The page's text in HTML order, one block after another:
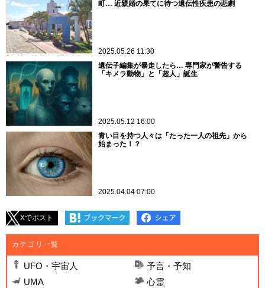
町… 近親婚の果てに待つ遺伝性疾患の悲劇
2025.05.26 11:30
遺伝子編集が暴走したら… 専門家が警告する
「キメラ動物」と「超人」誕生
2025.05.12 16:00
青い目を持つ人々は「たった一人の祖先」から
始まった！？
2025.04.04 07:00
Xでポスト
カテゴリ一覧
UFO・宇宙人
予言・予知
UMA
心霊